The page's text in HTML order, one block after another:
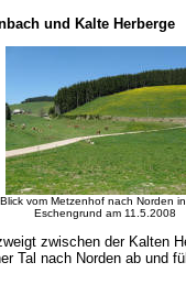
und Kalte Herberge
Blick vom Metzenhof nach Norden
Eschengrund am 11.5.2008
zwischen der Kalten
Tal nach Norden ab und